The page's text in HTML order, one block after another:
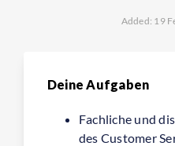
Added: 19
Deine Aufgaben
Fachliche und
des Customer